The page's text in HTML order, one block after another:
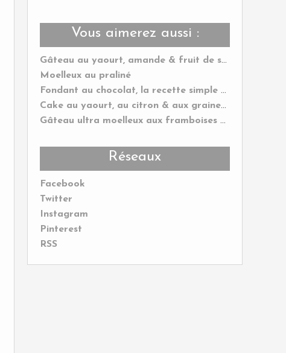
Vous aimerez aussi :
Gâteau au yaourt, amande & fruit de saison
Moelleux au praliné
Fondant au chocolat, la recette simple et rapide
Cake au yaourt, au citron & aux graines de pavot
Gâteau ultra moelleux aux framboises & citrons verts
Réseaux
Facebook
Twitter
Instagram
Pinterest
RSS